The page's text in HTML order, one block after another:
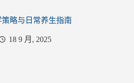
略与日常养生指南
18 9 月, 2025